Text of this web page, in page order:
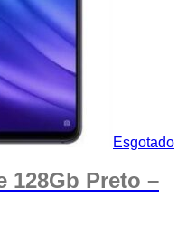
Esgotado
128Gb Preto –